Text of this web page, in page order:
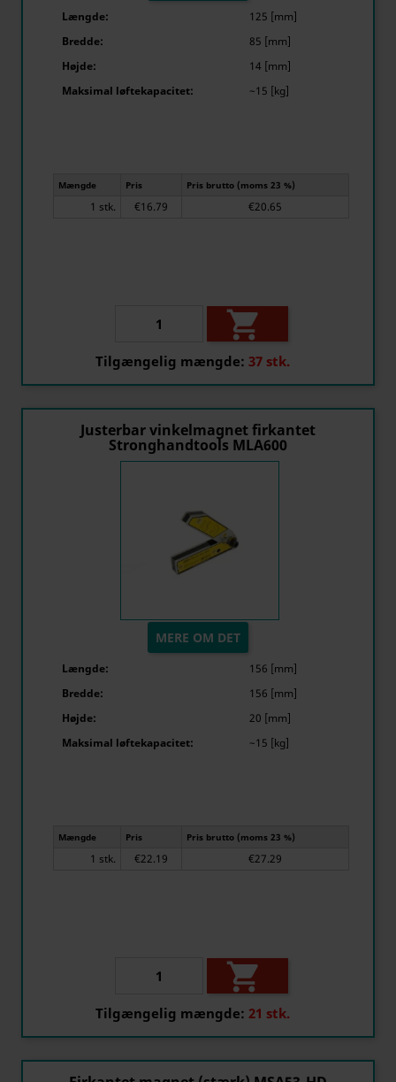
Længde:
125 [mm]
Bredde:
85 [mm]
Højde:
14 [mm]
Maksimal løftekapacitet:
~15 [kg]
Mængde Pris Pris brutto (moms 23 %)
1 stk. €16.79 €20.65

Tilgængelig mængde: 37 stk.
Justerbar vinkelmagnet firkantet
Stronghandtools MLA600
MERE OM DET
Længde:
156 [mm]
Bredde:
156 [mm]
Højde:
20 [mm]
Maksimal løftekapacitet:
~15 [kg]
Mængde Pris Pris brutto (moms 23 %)
1 stk. €22.19 €27.29

Tilgængelig mængde: 21 stk.